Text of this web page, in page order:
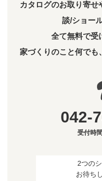
カタログのお取り寄せ
談/ショー
全て無料で受
家づくりのこと何でも
042-
受付時
2つの
お待ち